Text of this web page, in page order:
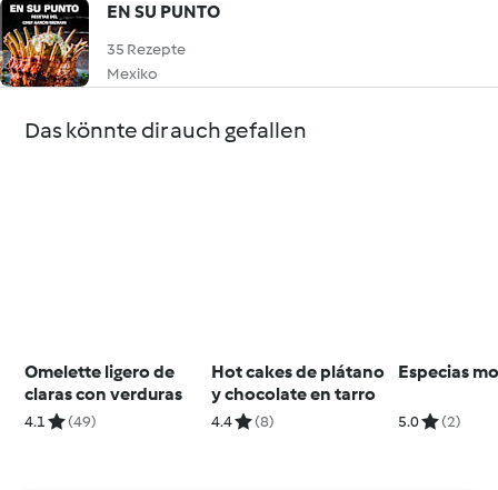
EN SU PUNTO
35 Rezepte
Mexiko
Das könnte dir auch gefallen
Omelette ligero de
claras con verduras
4.1 (49)
Hot cakes de plátano
y chocolate en tarro
4.4 (8)
Especias
5.0 (2)